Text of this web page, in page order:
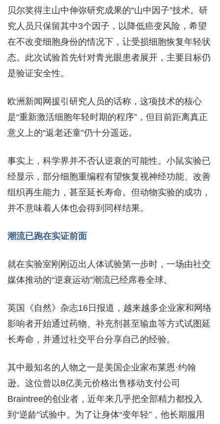
贝尔奖得主山中伸弥研究成果的“山中因子”技术。研
究人员只保留其中3个因子，以降低癌变风险，希望
在不改变细胞身份的情况下，让受损细胞恢复年轻状
态。此次试验首先针对青光眼患者展开，主要目标仍
是验证安全性。
欧洲新闻网援引研究人员的话称，这项技术的核心
是“重新激活细胞年轻时期的程序”，但目前距离真正
意义上的“返老还童”仍十分遥远。
事实上，科学界并不否认逆衰的可能性。小鼠实验已
经显示，部分细胞重编程有望恢复视神经功能、改善
组织再生能力，甚至延长寿命。但动物实验的成功，
并不意味着人体也会得到同样结果。
潮流已跑在实证前面
就在实验室刚刚迈出人体试验第一步时，一场由社交
媒体推动的“逆衰运动”潮流已经席卷全球。
英国《自然》杂志16日报道，越来越多企业家和网络
影响者开始通过药物、补充剂甚至输血等方式试图延
长寿命，并通过社交平台分享自己的经验。
其中最知名的人物之一是美国企业家布莱恩·约翰
逊。这位曾以8亿美元价格出售移动支付公司
Braintree的创业者，近年来几乎把全部精力都投入
到“逆龄”试验中。为了让身体“变年轻”，他长期服用